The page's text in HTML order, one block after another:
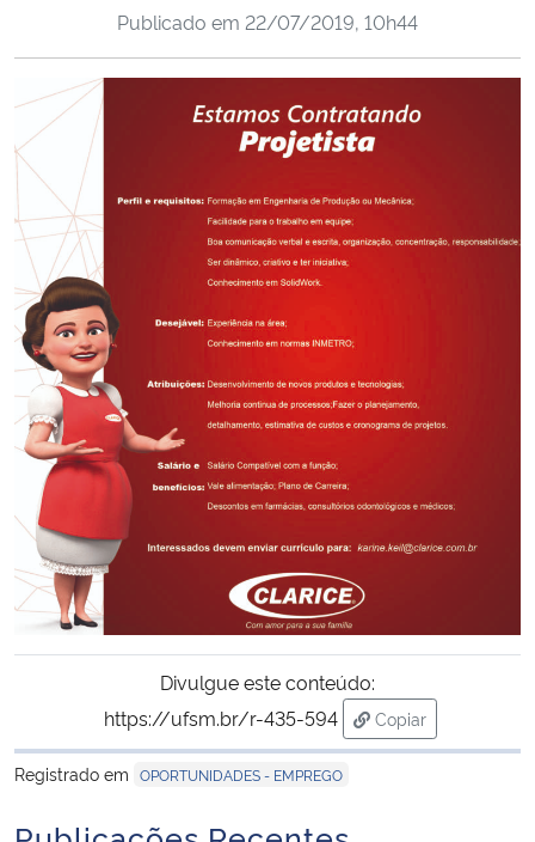
Ministério da Cidadania
Ministério da Saúde
Ministério de Minas e Energia
Ministério da Ciência, Tecnologia, Inovações e Comunicações
Ministério do Meio Ambiente
Ministério do Turismo
Ministério do Desenvolvimento Regional
Controladoria-Geral da União
Ministério da Mulher, da Família e dos Direitos Humanos
Secretaria-Geral
Secretaria de Governo
Gabinete de Segurança Institucional
Advocacia-Geral da União
Publicado em 22/07/2019, 10h44
Divulgue este conteúdo:
https://ufsm.br/r-435-594
Copiar
para área de
Registrado em OPORTUNIDADES - EMPREGO